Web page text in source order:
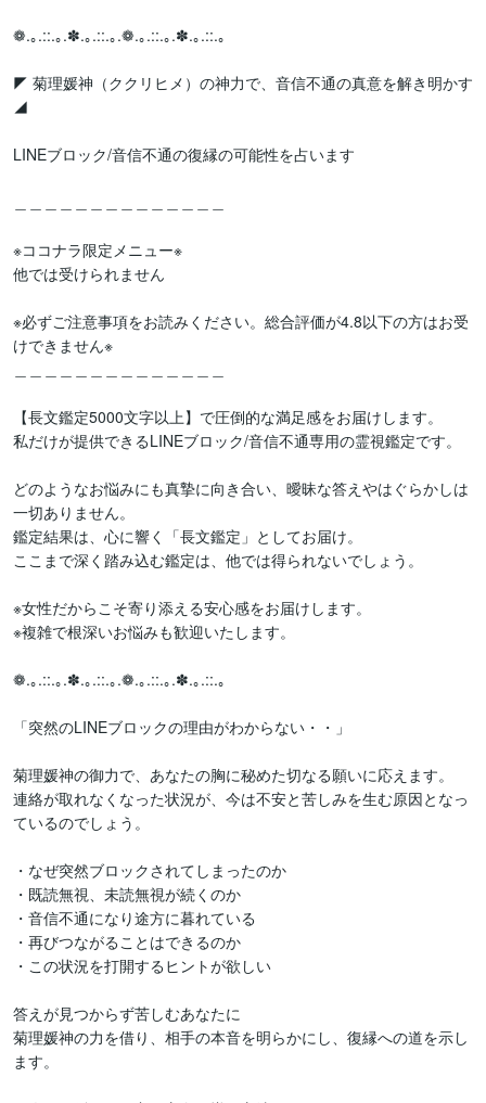
❁.｡.::.｡.✽.｡.::.｡.❁.｡.::.｡.✽.｡.::.｡
◤ 菊理媛神（ククリヒメ）の神力で、音信不通の真意を解き明かす
◢
LINEブロック/音信不通の復縁の可能性を占います
※ココナラ限定メニュー※
他では受けられません
※必ずご注意事項をお読みください。総合評価が4.8以下の方はお受
けできません※
【長文鑑定5000文字以上】で圧倒的な満足感をお届けします。
私だけが提供できるLINEブロック/音信不通専用の霊視鑑定です。
どのようなお悩みにも真摯に向き合い、曖昧な答えやはぐらかしは
一切ありません。
鑑定結果は、心に響く「長文鑑定」としてお届け。
ここまで深く踏み込む鑑定は、他では得られないでしょう。
※女性だからこそ寄り添える安心感をお届けします。
※複雑で根深いお悩みも歓迎いたします。
❁.｡.::.｡.✽.｡.::.｡.❁.｡.::.｡.✽.｡.::.｡
「突然のLINEブロックの理由がわからない・・」
菊理媛神の御力で、あなたの胸に秘めた切なる願いに応えます。
連絡が取れなくなった状況が、今は不安と苦しみを生む原因となっ
ているのでしょう。
・なぜ突然ブロックされてしまったのか
・既読無視、未読無視が続くのか
・音信不通になり途方に暮れている
・再びつながることはできるのか
・この状況を打開するヒントが欲しい
答えが見つからず苦しむあなたに
菊理媛神の力を借り、相手の本音を明らかにし、復縁への道を示し
ます。